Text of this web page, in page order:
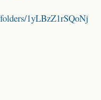
1yLBzZ1rSQoNj